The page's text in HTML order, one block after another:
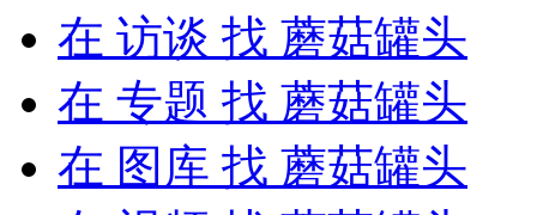
在 访谈 找 蘑菇罐头
在 专题 找 蘑菇罐头
在 图库 找 蘑菇罐头